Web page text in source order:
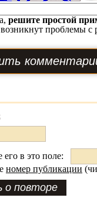
решите простой
проблемы с
его в это поле:
номер публикации